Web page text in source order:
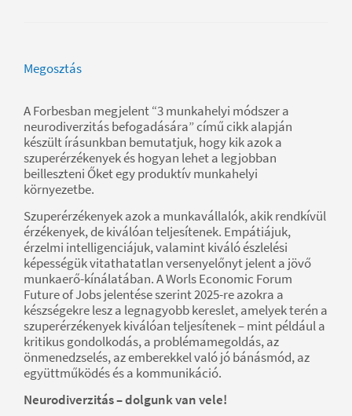
Megosztás
A Forbesban megjelent “3 munkahelyi módszer a
neurodiverzitás befogadására” című cikk alapján
készült írásunkban bemutatjuk, hogy kik azok a
szuperérzékenyek és hogyan lehet a legjobban
beilleszteni Őket egy produktív munkahelyi
környezetbe.
Szuperérzékenyek azok a munkavállalók, akik rendkívül
érzékenyek, de kiválóan teljesítenek. Empátiájuk,
érzelmi intelligenciájuk, valamint kiváló észlelési
képességük vitathatatlan versenyelőnyt jelent a jövő
munkaerő-kínálatában. A Worls Economic Forum
Future of Jobs jelentése szerint 2025-re azokra a
készségekre lesz a legnagyobb kereslet, amelyek terén a
szuperérzékenyek kiválóan teljesítenek – mint például a
kritikus gondolkodás, a problémamegoldás, az
önmenedzselés, az emberekkel való jó bánásmód, az
együttműködés és a kommunikáció.
Neurodiverzitás – dolgunk van vele!